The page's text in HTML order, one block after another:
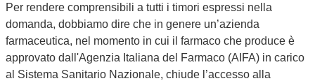
Per rendere comprensibili a tutti i timori espressi nella
domanda, dobbiamo dire che in genere un’azienda
farmaceutica, nel momento in cui il farmaco che produce è
approvato dall'Agenzia Italiana del Farmaco (AIFA) in carico
al Sistema Sanitario Nazionale, chiude l’accesso alla